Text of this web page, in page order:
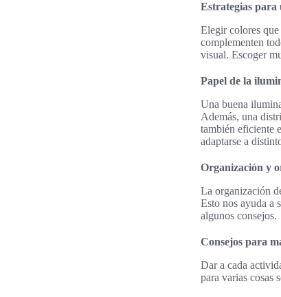
Estrategias para
Elegir colores
complementen
visual. Escoger
Papel de la
Una buena
Además, una
también eficiente
adaptarse a
Organización y
La organización
Esto nos ayuda a
algunos consejos.
Consejos para
Dar a cada
para varias cosas